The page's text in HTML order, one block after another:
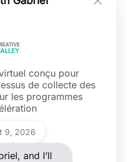
and I’ll help you
program
project: what
and what stage
conçu pour
de collecte des
les programmes
9, 2026
and I’ll